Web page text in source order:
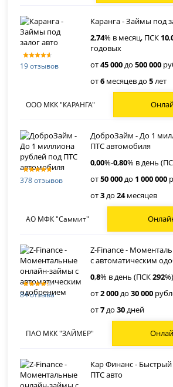
19 отзывов
Каранга - Займы под
2,74% в месяц, ПСК 10,
годовых
от45 000до500 000
от6 месяцев до5лет
ООО МКК "КАРАНГА"
378 отзывов
ДоброЗайм - До 1
ПТС автомобиля
0,00%-0,80% в день
от50 000до 1 000 000
от3до24месяцев
АО МФК "Саммит"
84 отзыва
Z-Finance -
с автоматическим
0,8% в день (ПСК292%)
от2 000до30 000
от7до30дней
ПАО МКК "ЗАЙМЕР"
Кар Финанс - Быстрый
ПТС авто